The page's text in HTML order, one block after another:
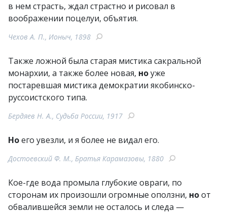
в нем страсть, ждал страстно и рисовал в
воображении поцелуи, объятия.
Чехов А. П., Ионыч, 1898
Также ложной была старая мистика сакральной
монархии, а также более новая, ноуже
постаревшая мистика демократии якобинско-
руссоистского типа.
Бердяев Н. А., Судьба России, 1917
Ноего увезли, и я более не видал его.
Достоевский Ф. М., Братья Карамазовы, 1880
Кое-где вода промыла глубокие овраги, по
сторонам их произошли огромные оползни, ноот
обвалившейся земли не осталось и следа —